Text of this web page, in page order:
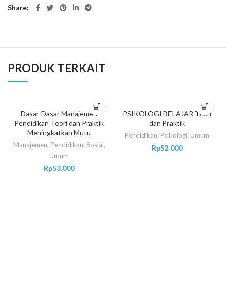
Share
PRODUK TERKAIT
Dasar-Dasar Manajemen
Pendidikan Teori dan Praktik
Meningkatkan Mutu
Manajemen, Pendidikan, Sosial,
Umum
Rp53.000
PSIKOLOGI BELAJAR Teori
dan Praktik
Pendidikan, Psikologi, Umum
Rp52.000